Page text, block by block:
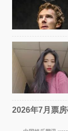
2026年7月票